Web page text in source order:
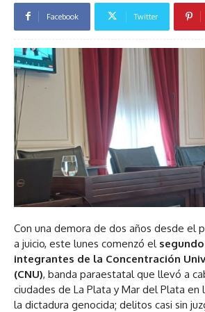
Facebook Twitter
Con una demora de dos años desde el
a juicio, este lunes comenzó el
integrantes de la Concentración
(CNU), banda paraestatal que llevó a
ciudades de La Plata y Mar del Plata en
la dictadura genocida; delitos casi sin